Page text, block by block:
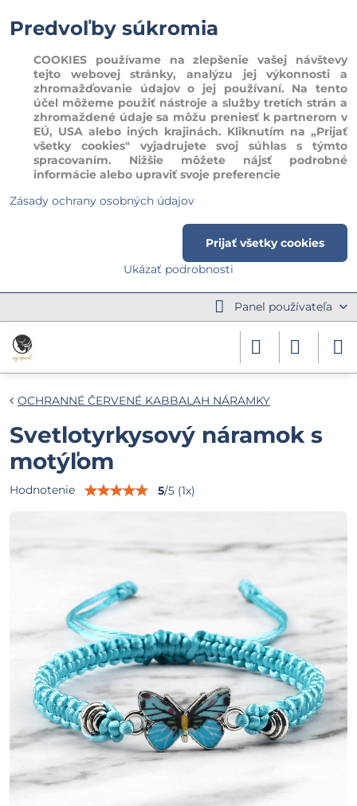
Panel používateľa
OCHRANNÉ ČERVENÉ KABBALAH NÁRAMKY
Svetlotyrkysový náramok s
motýľom
Hodnotenie 5/5 (1x)
Predvoľby súkromia
COOKIES používame na zlepšenie vašej návštevy
tejto webovej stránky, analýzu jej výkonnosti a
zhromažďovanie údajov o jej používaní. Na tento
účel môžeme použiť nástroje a služby tretích strán a
zhromaždené údaje sa môžu preniesť k partnerom v
EÚ, USA alebo iných krajinách. Kliknutím na „Prijať
všetky cookies" vyjadrujete svoj súhlas s týmto
spracovaním. Nižšie môžete nájsť podrobné
informácie alebo upraviť svoje preferencie
Zásady ochrany osobných údajov
Ukázať podrobnosti
Prijať všetky cookies